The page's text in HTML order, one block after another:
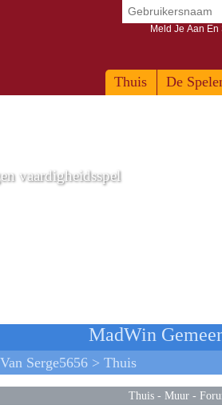
Thuis De
Meld Je Aan
vaardigheidsspel
seizoen 4
MadWin
Serge5656 > Thuis
Thuis- Muur-